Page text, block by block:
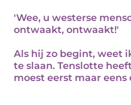
'Wee, u westerse
ontwaakt, ontwaakt!'
Als hij zo begint, weet
te slaan. Tenslotte
moest eerst maar